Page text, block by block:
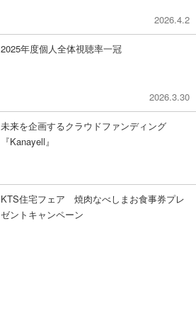
2026.4.2
​2025年度個人全体視聴率一冠
2026.3.30
未来を企画するクラウドファンディング
『Kanayell』
KTS住宅フェア 焼肉なべしまお食事券プレ
ゼントキャンペーン